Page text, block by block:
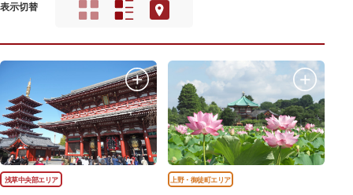
表示切替
浅草中央部エリア 上野・御徒町エリア